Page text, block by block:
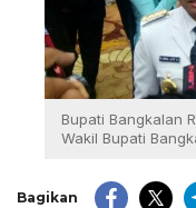
Bupati Bangkalan
Wakil Bupati
Bagikan